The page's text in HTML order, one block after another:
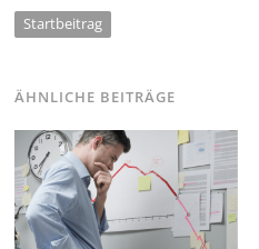
Startbeitrag
ÄHNLICHE BEITRÄGE